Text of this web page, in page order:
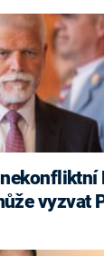
vyzvat